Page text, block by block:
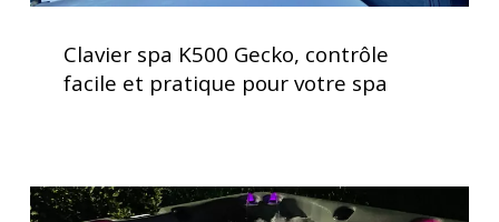
K500
Gecko,
pratique
Clavier spa K500 Gecko, contrôle
facile et pratique pour votre spa
Spas